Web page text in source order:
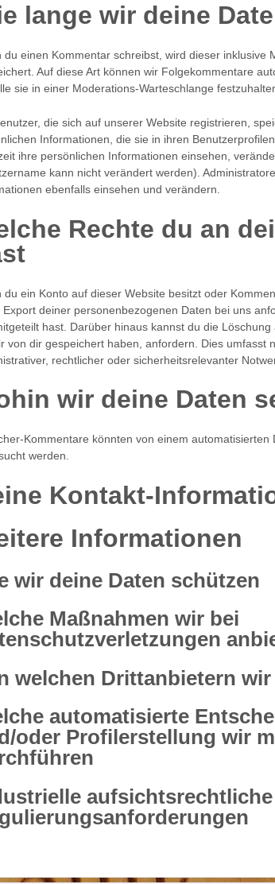
lange wir deine
du einen Kommentar schreibst, wird dieser inklusive
Auf diese Art können wir Folgekommentare
sie in einer Moderations-Warteschlange
die sich auf unserer Website registrieren,
Informationen, die sie in ihren
ihre persönlichen Informationen einsehen,
kann nicht verändert werden).
ebenfalls einsehen und verändern.
Rechte du an
du ein Konto auf dieser Website besitzt oder
Export deiner personenbezogenen Daten bei uns
hast. Darüber hinaus kannst du die Löschung
von dir gespeichert haben, anfordern. Dies umfasst
rechtlicher oder sicherheitsrelevanter
wir deine Daten
Kommentare könnten von einem automatisierten
werden.
Kontakt-
Informationen
wir deine Daten schützen
Maßnahmen wir bei
welchen Drittanbietern
automatisierte
oder Profilerstellung wir
aufsichtsrechtliche